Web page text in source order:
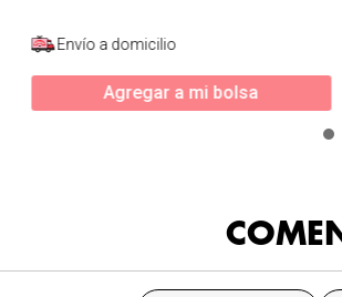
Envío a domicilio
Agregar a mi bolsa